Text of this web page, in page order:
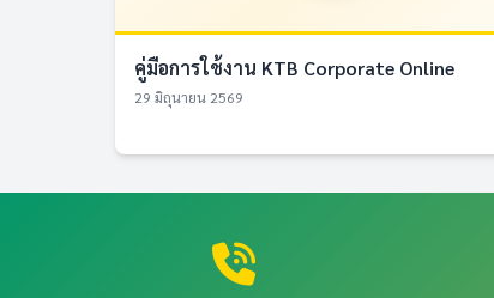
คู่มือการใช้งาน KTB Corporate Online
29 มิถุนายน 2569